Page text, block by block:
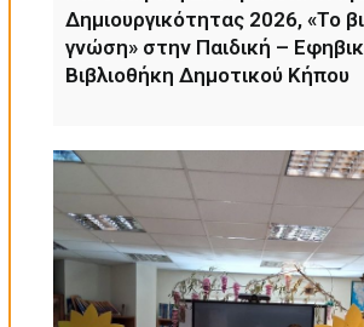
Δημιουργικότητας 2026, «Το
γνώση» στην Παιδική –
Βιβλιοθήκη Δημοτικού Κήπου